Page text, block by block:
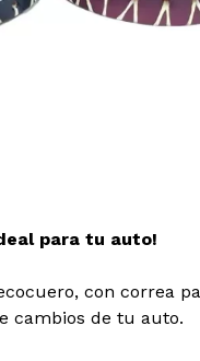
para tu auto!
con correa
cambios de tu auto.